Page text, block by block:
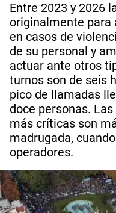
Entre 2023 y 2026
originalmente para
en casos de
de su personal y
actuar ante otros
turnos son de seis
pico de llamadas
doce personas.
más críticas son
madrugada,
operadores.